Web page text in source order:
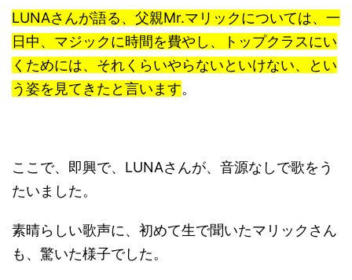
LUNAさんが語る、父親Mr.マリックについては、一
日中、マジックに時間を費やし、トップクラスにい
くためには、それくらいやらないといけない、とい
う姿を見てきたと言います。
ここで、即興で、LUNAさんが、音源なしで歌をう
たいました。
素晴らしい歌声に、初めて生で聞いたマリックさん
も、驚いた様子でした。